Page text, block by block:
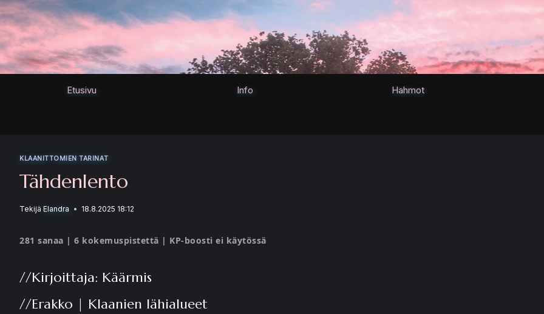
Siirry
sisältöön
Etusivu Info Hahmot
KLAANITTOMIEN TARINAT
Tähdenlento
Tekijä Elandra 18.8.2025 18:12
281 sanaa | 6 kokemuspistettä | KP-boosti ei käytössä
//Kirjoittaja: Käärmis
//Erakko | Klaanien lähialueet